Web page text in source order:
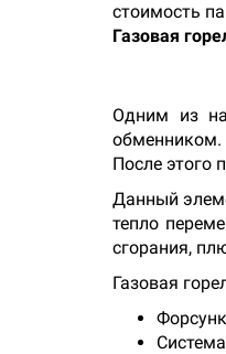
стоимость
Газовая
Одним из
обменником.
После этого
Данный
тепло
сгорания,
Газовая